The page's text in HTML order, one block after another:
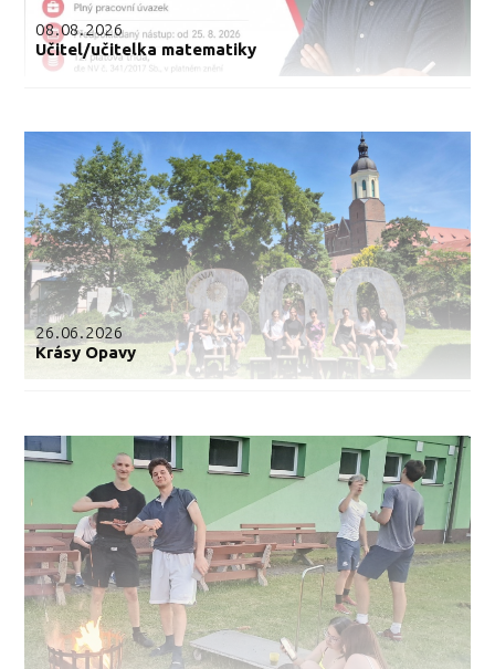
08.08.2026
Učitel/učitelka matematiky
26.06.2026
Krásy Opavy